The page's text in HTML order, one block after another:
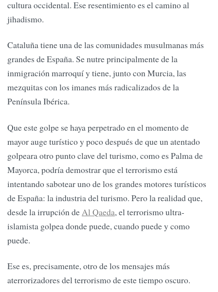
cultura occidental. Ese resentimiento es el camino al
jihadismo.
Cataluña tiene una de las comunidades musulmanas más
grandes de España. Se nutre principalmente de la
inmigración marroquí y tiene, junto con Murcia, las
mezquitas con los imanes más radicalizados de la
Península Ibérica.
Que este golpe se haya perpetrado en el momento de
mayor auge turístico y poco después de que un atentado
golpeara otro punto clave del turismo, como es Palma de
Mayorca, podría demostrar que el terrorismo está
intentando sabotear uno de los grandes motores turísticos
de España: la industria del turismo. Pero la realidad que,
desde la irrupción deAl Qaeda, el terrorismo ultra-
islamista golpea donde puede, cuando puede y como
puede.
Ese es, precisamente, otro de los mensajes más
aterrorizadores del terrorismo de este tiempo oscuro.